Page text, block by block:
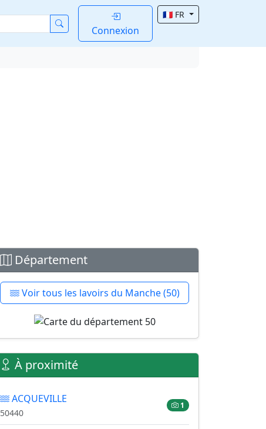
Connexion
🇫🇷 FR
Département
Voir tous les lavoirs du Manche (50)
À proximité
ACQUEVILLE
50440
1